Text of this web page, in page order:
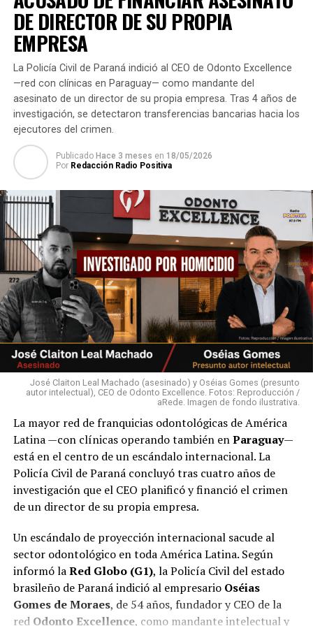
Hortigranjeros anuncian medida de fuerza contra
contrabandistas
NO SE PIERDA
ANR debe recurrir a la Justicia para recuperar su banca
en el Senado, afirman
DE DIRECTOR DE SU PROPIA
EMPRESA
La Policía Civil de Paraná indició al CEO de Odonto Excellence
—red con clínicas en Paraguay— como mandante del
asesinato de un director de su propia empresa. Tras 4 años de
investigación, se detectaron transferencias bancarias hacia los
ejecutores del crimen.
Publicado Hace 3 meses en 18/05/2026
Por Redacción Radio Positiva
José Claiton Leal Machado (asesinado) y Oséias Gomes (presunto
autor intelectual), CEO de Odonto Excellence. Fotos: Reproducción /
aRede. Imagen de fondo ilustrativa.
La mayor red de franquicias odontológicas de América
Latina —con clínicas operando también enParaguay—
está en el centro de un escándalo internacional. La
Policía Civil de Paraná concluyó tras cuatro años de
investigación que el CEO planificó y financió el crimen
de un director de su propia empresa.
Un escándalo de proyección internacional sacude al
sector odontológico en toda América Latina. Según
informó laRed Globo (G1), la Policía Civil del estado
brasileño de Paraná indició al empresario Oséias
Gomes de Moraes, de 54 años, fundador y CEO de la
red Odonto Excellence, como mandante intelectual y